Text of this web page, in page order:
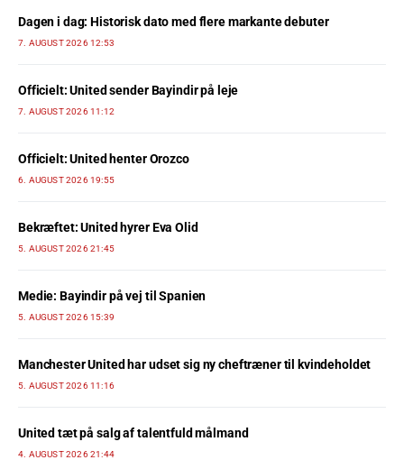
Dagen i dag: Historisk dato med flere markante debuter
7. AUGUST 2026 12:53
Officielt: United sender Bayindir på leje
7. AUGUST 2026 11:12
Officielt: United henter Orozco
6. AUGUST 2026 19:55
Bekræftet: United hyrer Eva Olid
5. AUGUST 2026 21:45
Medie: Bayindir på vej til Spanien
5. AUGUST 2026 15:39
Manchester United har udset sig ny cheftræner til kvindeholdet
5. AUGUST 2026 11:16
United tæt på salg af talentfuld målmand
4. AUGUST 2026 21:44